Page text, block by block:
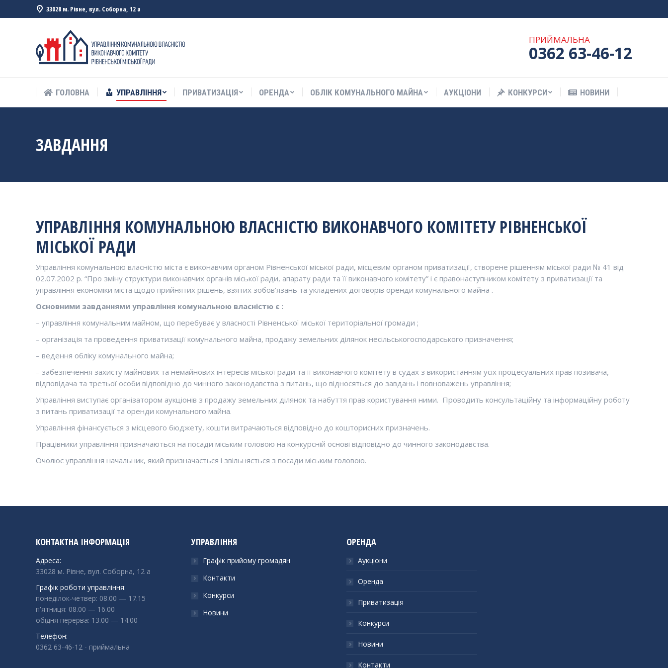
33028 м. Рівне, вул. Соборна, 12 а
ПРИЙМАЛЬНА
0362 63-46-12
ГОЛОВНА УПРАВЛІННЯ ПРИВАТИЗАЦІЯ ОРЕНДА ОБЛІК КОМУНАЛЬНОГО МАЙНА АУКЦІОНИ КОНКУРСИ НОВИНИ
ЗАВДАННЯ
УПРАВЛІННЯ КОМУНАЛЬНОЮ ВЛАСНІСТЮ ВИКОНАВЧОГО КОМІТЕТУ РІВНЕНСЬКОЇ
МІСЬКОЇ РАДИ
Управління комунальною власністю міста є виконавчим органом Рівненської міської ради, місцевим органом приватизації, створене рішенням міської ради № 41 від
02.07.2002 р. “Про зміну структури виконавчих органів міської ради, апарату ради та її виконавчого комітету” і є правонаступником комітету з приватизації та
управління економіки міста щодо прийнятих рішень, взятих зобов‘язань та укладених договорів оренди комунального майна .
Основними завданнями управління комунальною власністю є :
– управління комунальним майном, що перебуває у власності Рівненської міської територіальної громади ;
– організація та проведення приватизації комунального майна, продажу земельних ділянок несільськогосподарського призначення;
– ведення обліку комунального майна;
– забезпечення захисту майнових та немайнових інтересів міської ради та її виконавчого комітету в судах з використанням усіх процесуальних прав позивача,
відповідача та третьої особи відповідно до чинного законодавства з питань, що відносяться до завдань і повноважень управління;
Управління виступає організатором аукціонів з продажу земельних ділянок та набуття прав користування ними. Проводить консультаційну та інформаційну роботу
з питань приватизації та оренди комунального майна.
Управління фінансується з місцевого бюджету, кошти витрачаються відповідно до кошторисних призначень.
Працівники управління призначаються на посади міським головою на конкурсній основі відповідно до чинного законодавства.
Очолює управління начальник, який призначається і звільняється з посади міським головою.
КОНТАКТНА ІНФОРМАЦІЯ
Адреса:
33028 м. Рівне, вул. Соборна, 12 а
Графік роботи управління:
понеділок-четвер: 08.00 — 17.15
п'ятниця: 08.00 — 16.00
обідня перерва: 13.00 — 14.00
Телефон:
0362 63-46-12 - приймальна
УПРАВЛІННЯ
Графік прийому громадян
Контакти
Конкурси
Новини
ОРЕНДА
Аукціони
Оренда
Приватизація
Конкурси
Новини
Контакти
ГОЛОВНА УПРАВЛІННЯ ПРИВАТИЗАЦІЯ ОРЕНДА ОБЛІК КОМУНАЛЬНОГО МАЙНА АУКЦІОНИ КОНКУРСИ НОВИНИ